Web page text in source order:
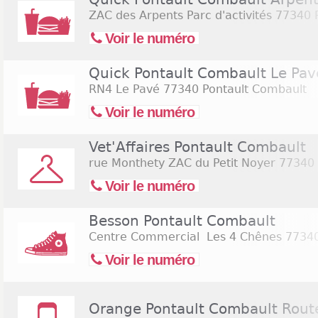
ZAC des Arpents Parc d'activités 77340
Voir le numéro
Quick Pontault Combault Le
RN4 Le Pavé 77340 Pontault Combault
Voir le numéro
Vet'Affaires Pontault Combault
rue Monthety ZAC du Petit Noyer 77340
Voir le numéro
Besson Pontault Combault
Centre Commercial Les 4 Chênes
Voir le numéro
Orange Pontault Combault